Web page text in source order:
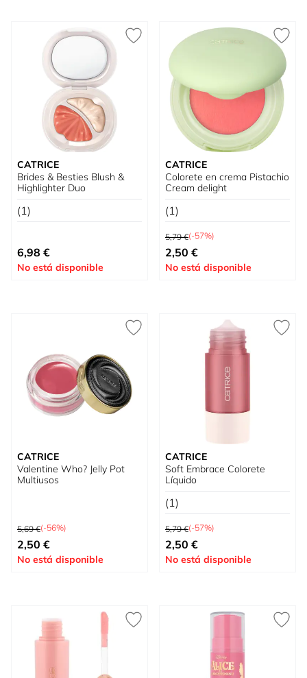
CATRICE
Brides & Besties Blush &
Highlighter Duo
(1)
Tan bajo como
6,98 €
No está disponible
CATRICE
Colorete en crema Pistachio
Cream delight
(1)
Precio habitual
5,79 €(-57%)
Tan bajo como
2,50 €
No está disponible
CATRICE
Valentine Who? Jelly Pot
Multiusos
Precio habitual
5,69 €(-56%)
Tan bajo como
2,50 €
No está disponible
CATRICE
Soft Embrace Colorete
Líquido
(1)
Precio habitual
5,79 €(-57%)
Tan bajo como
2,50 €
No está disponible